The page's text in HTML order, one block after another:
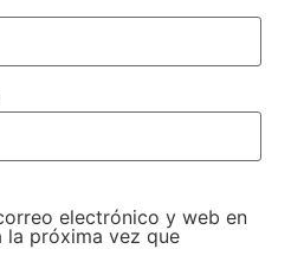
electrónico y web en
la próxima vez que